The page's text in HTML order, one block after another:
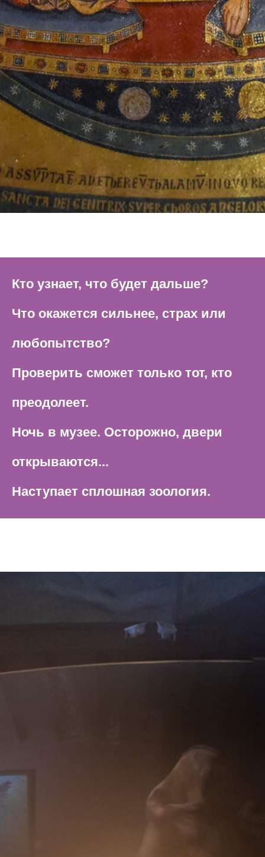
Кто узнает, что будет дальше?
Что окажется сильнее, страх или
любопытство?
Проверить сможет только тот, кто
преодолеет.
Ночь в музее. Осторожно, двери
открываются...
Наступает сплошная зоология.